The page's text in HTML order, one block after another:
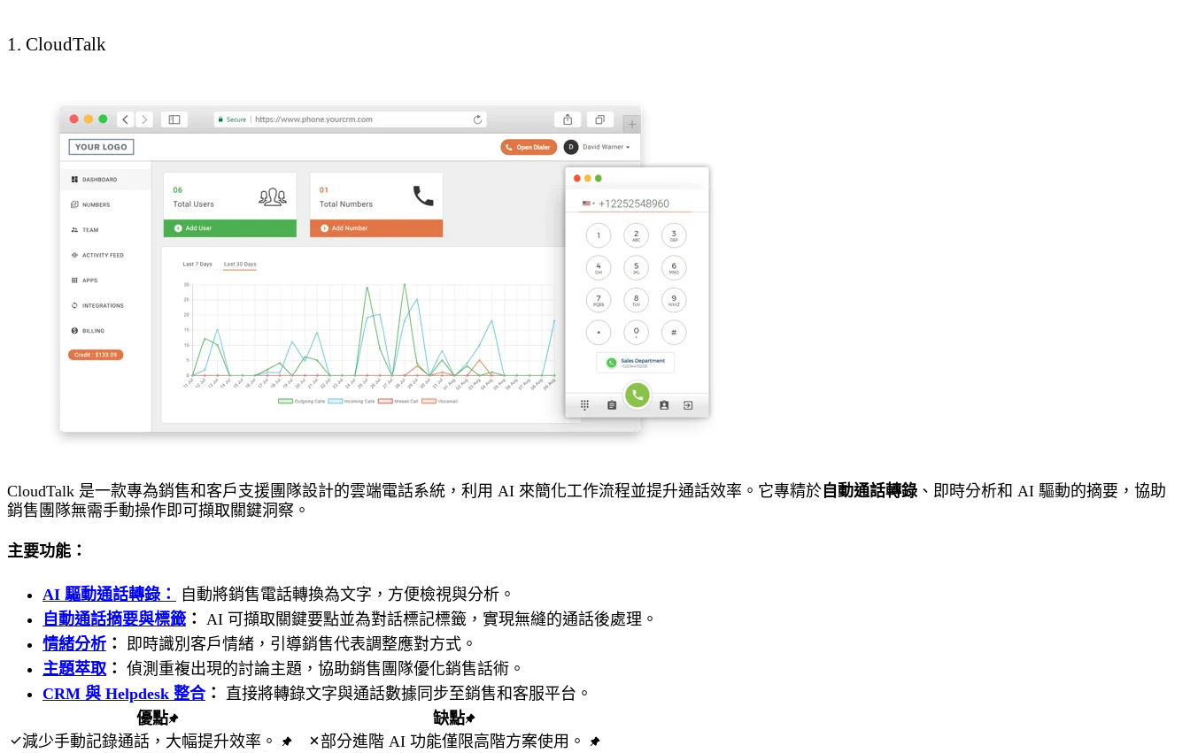
1. CloudTalk
CloudTalk 是一款專為銷售和客戶支援團隊設計的雲端電話系統，利用 AI 來簡化工作流程並提升通話效率。它專精於 自動通話轉錄 、即時分析和 AI 驅動的摘要，協助
銷售團隊無需手動操作即可擷取關鍵洞察。
主要功能：
AI 驅動通話轉錄：
自動將銷售電話轉換為文字，方便檢視與分析。
自動通話摘要與標籤 ： AI 可擷取關鍵要點並為對話標記標籤，實現無縫的通話後處理。
情緒分析 ：
即時識別客戶情緒，引導銷售代表調整應對方式。
主題萃取： 偵測重複出現的討論主題，協助銷售團隊優化銷售話術。
CRM 與 Helpdesk 整合：
直接將轉錄文字與通話數據同步至銷售和客服平台。
優點
缺點
減少手動記錄通話，大幅提升效率。
部分進階 AI 功能僅限高階方案使用。